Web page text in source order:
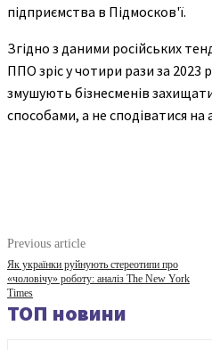
підприємства в Підмосков'ї.
Згідно з даними російських
ППО зріс у чотири рази за 2023
змушують бізнесменів
способами, а не сподіватися на
Previous article
Як українки руйнують стереотипи про
«чоловічу» роботу: аналіз The New York
Times
ТОП новини